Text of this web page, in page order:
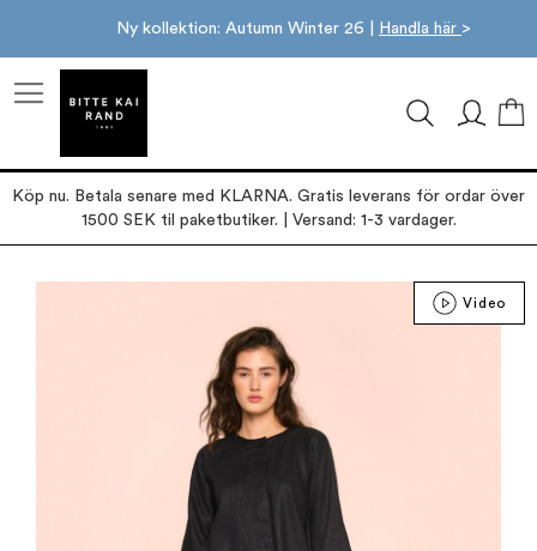
Ny kollektion: Autumn Winter 26 | Handla här >
Köp nu. Betala senare med KLARNA. Gratis leverans för ordar över
1500 SEK til paketbutiker. | Versand: 1-3 vardager.
Video